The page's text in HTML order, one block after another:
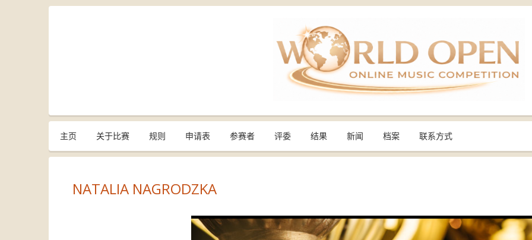
主页 关于比赛 规则 申请表 参赛者 评委 结果 新闻 档案 联系方式
NATALIA NAGRODZKA